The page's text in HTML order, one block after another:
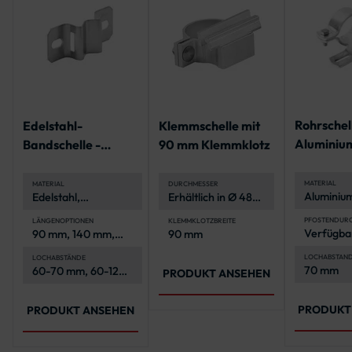
Edelstahl-
Bandschelle -
180 mm
MATERIAL
Edelstahl,
und langlebig
LÄNGENOPTIONEN
90 mm, 140 mm,
LOCHABSTÄNDE
60-70 mm, 60-120
PRODUKT ANSEHEN
Klemmschelle mit
90 mm Klemmklotz
DURCHMESSER
Erhältlich in Ø 48
Ø 76 mm
KLEMMKLOTZBREITE
90 mm
PRODUKT ANSEHEN
MATERIAL
70 mm